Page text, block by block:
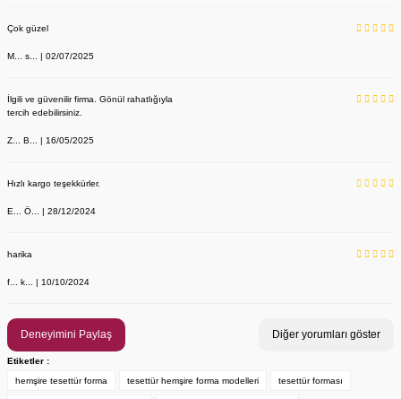
YENİ ÜRÜN
Labor Medikal Tekstil
199,00 TL
Çok güzel
M... s... | 02/07/2025
İlgili ve güvenilir firma. Gönül rahatlığıyla
tercih edebilirsiniz.
Z... B... | 16/05/2025
Hızlı kargo teşekkürler.
E... Ö... | 28/12/2024
harika
f... k... | 10/10/2024
Deneyimini Paylaş Diğer yorumları göster
Etiketler :
hemşire tesettür forma
tesettür hemşire forma modelleri tesettür forması